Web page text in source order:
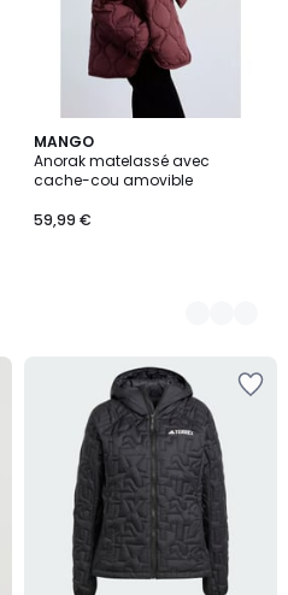
MANGO
Anorak matelassé avec
cache-cou amovible
59,99 €
2
Couleurs